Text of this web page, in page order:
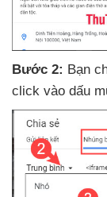
Bước 2: Bạn
click vào dấu